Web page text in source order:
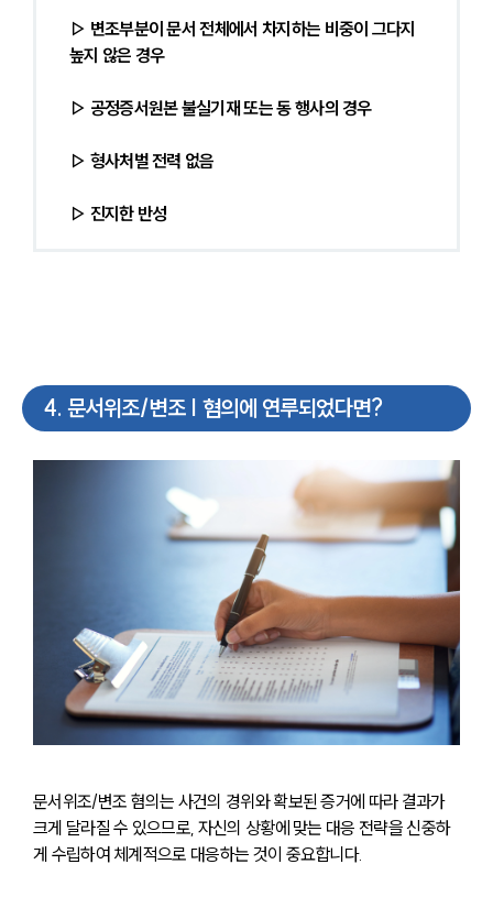
▷ 변조부분이 문서 전체에서 차지하는 비중이 그다지
높지 않은 경우
▷ 공정증서원본 불실기재 또는 동 행사의 경우
▷ 형사처벌 전력 없음
▷ 진지한 반성
4. 문서위조/변조 | 혐의에 연루되었다면?
문서위조/변조 혐의는 사건의 경위와 확보된 증거에 따라 결과가
크게 달라질 수 있으므로, 자신의 상황에 맞는 대응 전략을 신중하
게 수립하여 체계적으로 대응하는 것이 중요합니다.